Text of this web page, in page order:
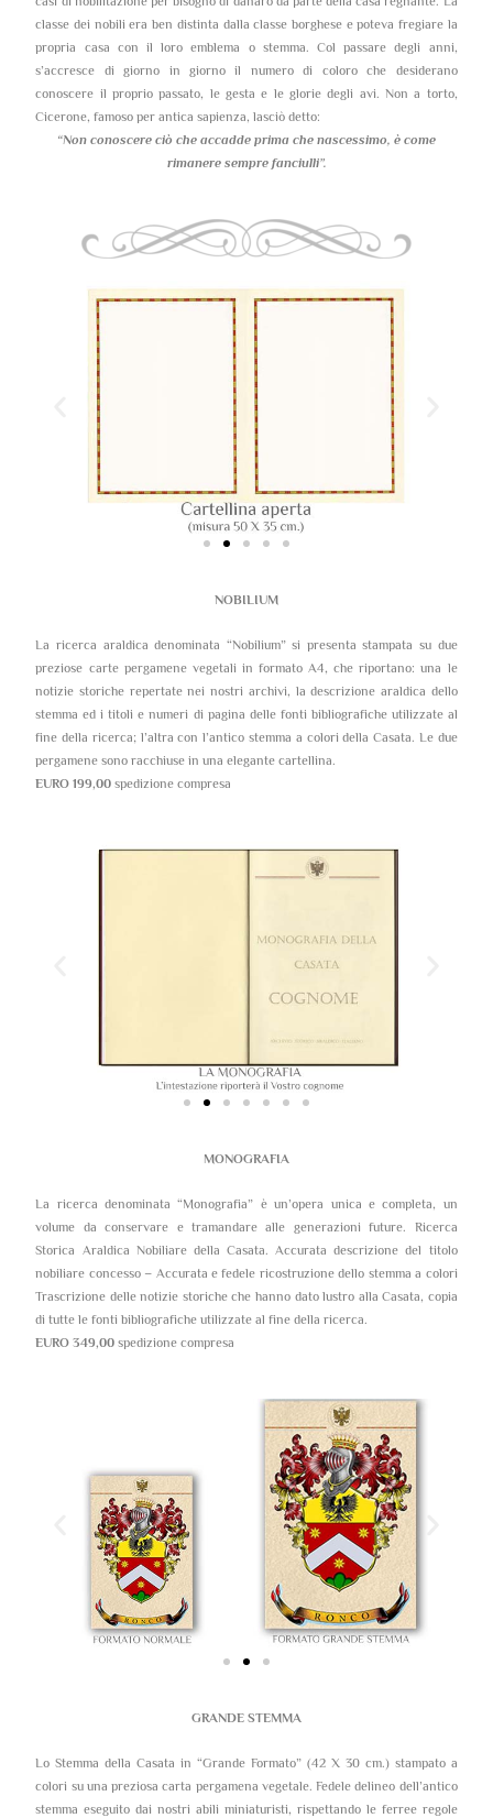
classe dei nobili era ben distinta dalla classe borghese e poteva fregiare la
propria casa con il loro emblema o stemma. Col passare degli anni,
s’accresce di giorno in giorno il numero di coloro che desiderano
conoscere il proprio passato, le gesta e le glorie degli avi. Non a torto,
Cicerone, famoso per antica sapienza, lasciò detto:
“Non conoscere ciò che accadde prima che nascessimo, è come
rimanere sempre fanciulli”.
NOBILIUM
La ricerca araldica denominata “Nobilium” si presenta stampata su due
preziose carte pergamene vegetali in formato A4, che riportano: una le
notizie storiche repertate nei nostri archivi, la descrizione araldica dello
stemma ed i titoli e numeri di pagina delle fonti bibliografiche utilizzate al
fine della ricerca; l’altra con l’antico stemma a colori della Casata. Le due
pergamene sono racchiuse in una elegante cartellina.
EURO 199,00 spedizione compresa
MONOGRAFIA
La ricerca denominata “Monografia” è un’opera unica e completa, un
volume da conservare e tramandare alle generazioni future. Ricerca
Storica Araldica Nobiliare della Casata. Accurata descrizione del titolo
nobiliare concesso – Accurata e fedele ricostruzione dello stemma a colori
Trascrizione delle notizie storiche che hanno dato lustro alla Casata, copia
di tutte le fonti bibliografiche utilizzate al fine della ricerca.
EURO 349,00 spedizione compresa
GRANDE STEMMA
Lo Stemma della Casata in “Grande Formato” (42 X 30 cm.) stampato a
colori su una preziosa carta pergamena vegetale. Fedele delineo dell’antico
stemma eseguito dai nostri abili miniaturisti, rispettando le ferree regole